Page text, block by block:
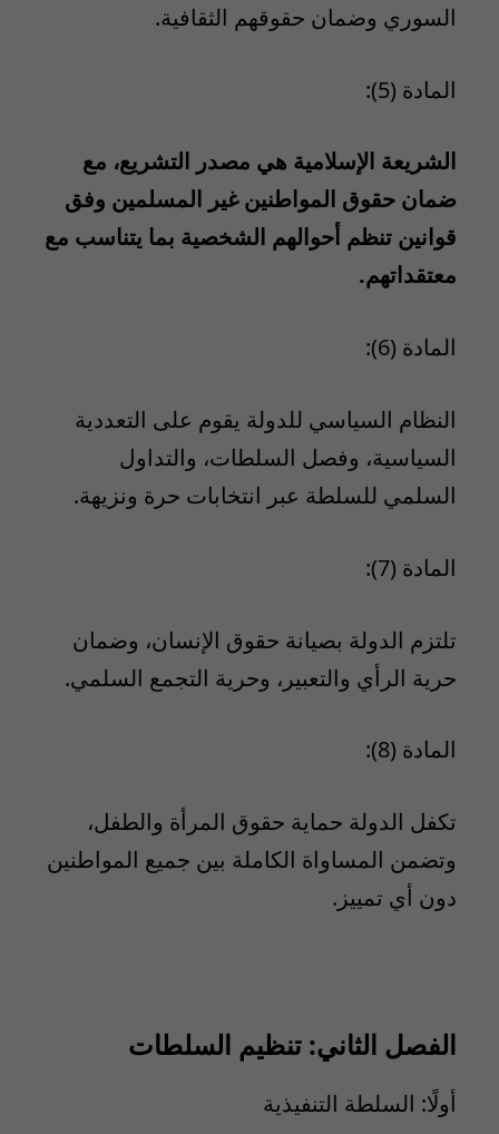
السوري وضمان حقوقهم الثقافية.
المادة (5):
الشريعة الإسلامية هي مصدر التشريع، مع
ضمان حقوق المواطنين غير المسلمين وفق
قوانين تنظم أحوالهم الشخصية بما يتناسب مع
معتقداتهم.
المادة (6):
النظام السياسي للدولة يقوم على التعددية
السياسية، وفصل السلطات، والتداول
السلمي للسلطة عبر انتخابات حرة ونزيهة.
المادة (7):
تلتزم الدولة بصيانة حقوق الإنسان، وضمان
حرية الرأي والتعبير، وحرية التجمع السلمي.
المادة (8):
تكفل الدولة حماية حقوق المرأة والطفل،
وتضمن المساواة الكاملة بين جميع المواطنين
دون أي تمييز.
الفصل الثاني: تنظيم السلطات
أولًا: السلطة التنفيذية